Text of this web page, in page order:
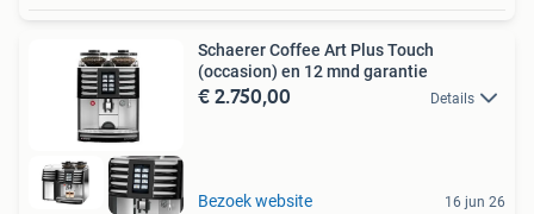
Schaerer Coffee Art Plus Touch
(occasion) en 12 mnd garantie
€ 2.750,00 Details
Bezoek website 16 jun 26